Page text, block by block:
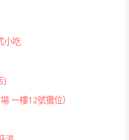
小吃
)
一樓12號攤位）